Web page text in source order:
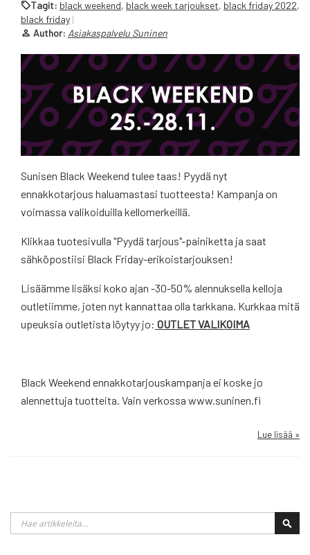
Tagit: black weekend, black week tarjoukset, black friday 2022,
black friday
Author: Asiakaspalvelu Suninen
Sunisen Black Weekend tulee taas! Pyydä nyt
ennakkotarjous haluamastasi tuotteesta! Kampanja on
voimassa valikoiduilla kellomerkeillä.
Klikkaa tuotesivulla "Pyydä tarjous"-painiketta ja saat
sähköpostiisi Black Friday-erikoistarjouksen!
Lisäämme lisäksi koko ajan -30-50% alennuksella kelloja
outletiimme, joten nyt kannattaa olla tarkkana. Kurkkaa mitä
upeuksia outletista löytyy jo: OUTLET VALIKOIMA
Black Weekend ennakkotarjouskampanja ei koske jo
alennettuja tuotteita. Vain verkossa www.suninen.fi
Lue lisää »
Haku